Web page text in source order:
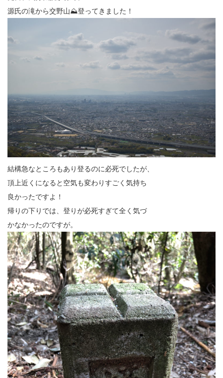
源氏の滝から交野山⛰登ってきました！
結構急なところもあり登るのに必死でしたが、
頂上近くになると空気も変わりすごく気持ち
良かったですよ！
帰りの下りでは、登りが必死すぎて全く気づ
かなかったのですが。